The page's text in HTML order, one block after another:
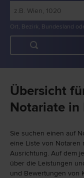
Ort, Bezirk, Bundesland
Übersicht
Notariate in
Sie suchen einen auf
eine Liste von Notaren
Ausrichtung. Auf dem
über die Leistungen
und Bewertungen von